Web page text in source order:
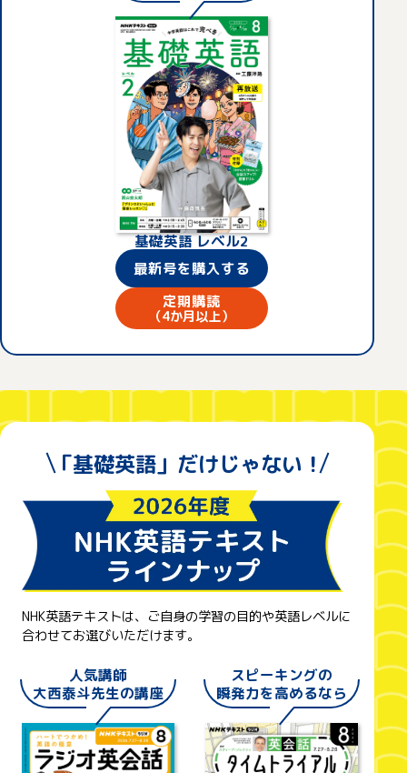
基礎英語 レベル2
最新号を購入する
定期購読
（4か月以上）
「基礎英語」だけじゃない！
NHK英語テキストは、ご自身の学習の目的や英語レベルに
合わせてお選びいただけます。
人気講師
大西泰斗先生の講座
スピーキングの
瞬発力を高めるなら